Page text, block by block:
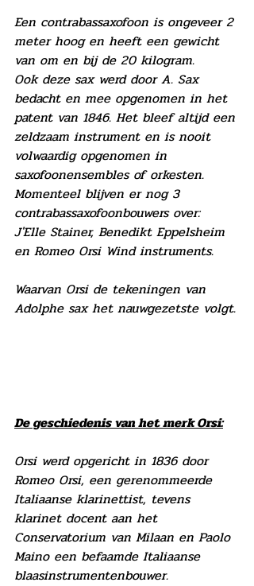
Een contrabassaxofoon is ongeveer 2
meter hoog en heeft een gewicht
van om en bij de 20 kilogram.
Ook deze sax werd door A. Sax
bedacht en mee opgenomen in het
patent van 1846. Het bleef altijd een
zeldzaam instrument en is nooit
volwaardig opgenomen in
saxofoonensembles of orkesten.
Momenteel blijven er nog 3
contrabassaxofoonbouwers over:
J'Elle Stainer, Benedikt Eppelsheim
en Romeo Orsi Wind instruments.
Waarvan Orsi de tekeningen van
Adolphe sax het nauwgezetste volgt.
De geschiedenis van het merk Orsi:
Orsi werd opgericht in 1836 door
Romeo Orsi, een gerenommeerde
Italiaanse klarinettist, tevens
klarinet docent aan het
Conservatorium van Milaan en Paolo
Maino een befaamde Italiaanse
blaasinstrumentenbouwer.